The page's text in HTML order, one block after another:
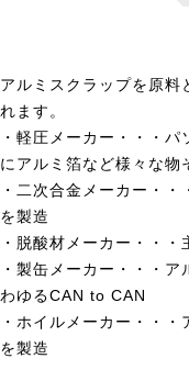
アルミスクラップを原料
れます。
・軽圧メーカー・・・
にアルミ箔など様々な物
・二次合金メーカー・
を製造
・脱酸材メーカー・・
・製缶メーカー・・・
わゆるCAN to CAN
・ホイルメーカー・・
を製造